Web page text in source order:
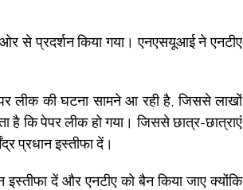
से प्रदर्शन किया गया। एनएसयूआई ने एनटीए
लीक की घटना सामने आ रही है, जिससे लाखों
है कि पेपर लीक हो गया। जिससे छात्र-छात्राएं
प्रधान इस्तीफा दें।
इस्तीफा दें और एनटीए को बैन किया जाए क्योंकि